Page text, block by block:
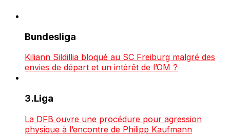
Bundesliga
Kiliann Sildillia bloqué au SC Freiburg malgré des
envies de départ et un intérêt de l’OM ?
3.Liga
La DFB ouvre une procédure pour agression
physique à l’encontre de Philipp Kaufmann